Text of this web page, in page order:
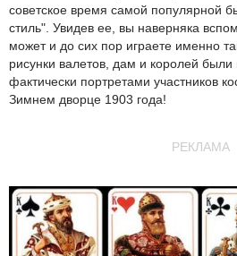
советское время самой популярной
стиль". Увидев ее, вы наверняка
может и до сих пор играете именно
рисунки валетов, дам и королей
фактически портретами участников
Зимнем дворце 1903 года!
РЕКЛАМА